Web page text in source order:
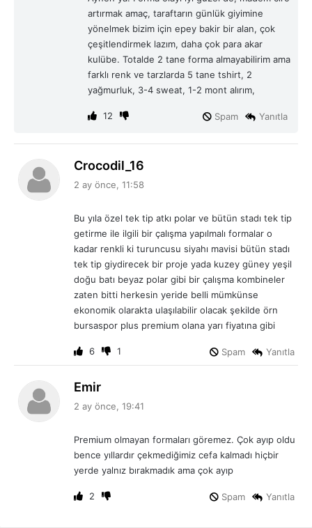
i
artırmak amaç, taraftarın günlük giyimine
yönelmek bizim için epey bakir bir alan, çok
çeşitlendirmek lazım, daha çok para akar
kulübe. Totalde 2 tane forma almayabilirim ama
farklı renk ve tarzlarda 5 tane tshirt, 2
yağmurluk, 3-4 sweat, 1-2 mont alırım,
12 Yanıtla
Spam
Crocodil_16
k
:
2 ay önce, 11:58
Bu yıla özel tek tip atkı polar ve bütün stadı tek tip
getirme ile ilgili bir çalışma yapılmalı formalar o
kadar renkli ki turuncusu siyahı mavisi bütün stadı
tek tip giydirecek bir proje yada kuzey güney yeşil
doğu batı beyaz polar gibi bir çalışma kombineler
zaten bitti herkesin yeride belli mümkünse
ekonomik olarakta ulaşılabilir olacak şekilde örn
bursaspor plus premium olana yarı fiyatına gibi
6 1 Yanıtla
Spam
Emir
2 ay önce, 19:41
Premium olmayan formaları göremez. Çok ayıp oldu
bence yıllardır çekmediğimiz cefa kalmadı hiçbir
yerde yalnız bırakmadık ama çok ayıp
2 Yanıtla
Spam